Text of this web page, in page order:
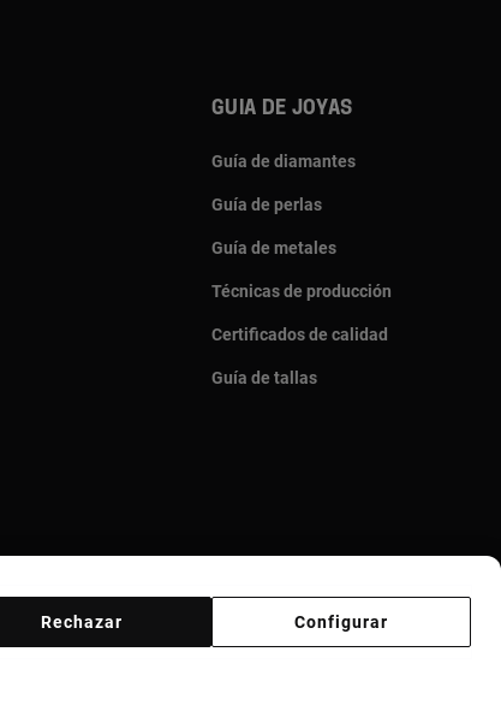
Guia de joyas
Guía de diamantes
Guía de perlas
Guía de metales
Técnicas de producción
Certificados de calidad
Guía de tallas
Configurar
Rechazar